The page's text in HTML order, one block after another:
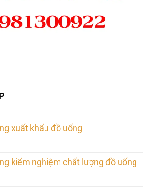
xuất khẩu đồ uống
kiểm nghiệm chất lượng đồ uống